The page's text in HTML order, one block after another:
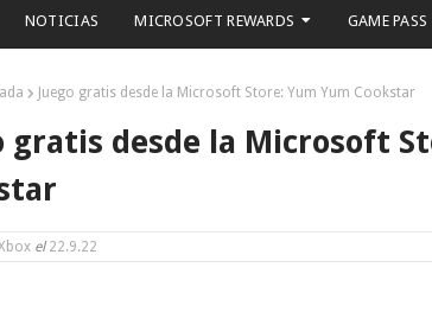
NOTICIAS MICROSOFT REWARDS GAME PASS
Juego gratis desde la Microsoft Store: Yum Yum Cookstar
gratis desde la Microsoft
el22.9.22